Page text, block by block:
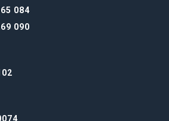
084
090